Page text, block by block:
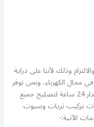
وذلك لأننا على دراية
مجال الكهرباء، ونحن نوفر
فريق من فنيين الكهرباء المحترفين على مدار 24 ساعة لتصليح جميع
تركيب ثريات وسبوت
الآتية:-